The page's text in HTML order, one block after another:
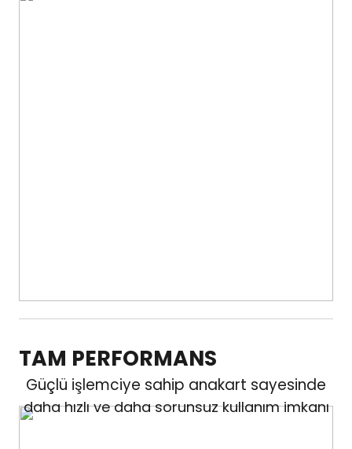
TAM PERFORMANS
Güçlü işlemciye sahip anakart sayesinde
daha hızlı ve daha sorunsuz kullanım imkanı